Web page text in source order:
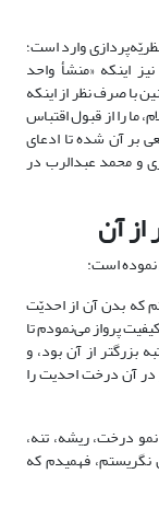
وارد است؛
اینکه «منشأ واحد
با صرف نظر از اینکه
ما را از قبول اقتباس
بر آن شده تا ادعای
و محمد عبدالرب در
است:
که بدن آن از احدیّت
پرواز می‌نمودم تا
بزرگتر از آن بود، و
در آن درخت احدیت را
درخت، ریشه، تنه،
فهمیدم که